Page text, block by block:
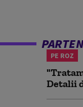
PE ROZ
Detalii